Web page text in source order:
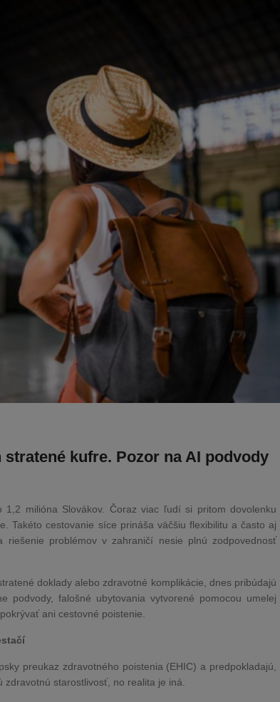
kufre. Pozor na AI podvody
milióna Slovákov. Čoraz viac ľudí si pritom dovolenku
Takéto cestovanie síce prináša väčšiu flexibilitu a často aj
riešenie problémov v zahraničí nesie plnú zodpovednosť
doklady alebo zdravotné komplikácie, dnes pribúdajú
podvody, falošné ubytovania vytvorené pomocou umelej
ani cestovné poistenie.
preukaz zdravotného poistenia (EHIC) a predpokladajú,
starostlivosť, no realita je iná.